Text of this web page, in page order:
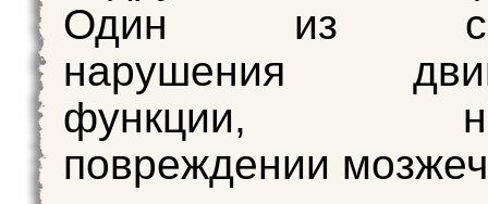
Один из
нарушения
функции,
повреждении